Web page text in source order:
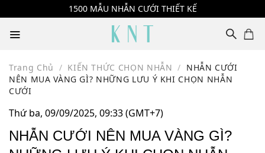
to
content
1500 MẪU NHẪN CƯỚI THIẾT KẾ
Trang Chủ / KIẾN THỨC CHỌN NHẪN / NHẪN CƯỚI
NÊN MUA VÀNG GÌ? NHỮNG LƯU Ý KHI CHỌN NHẪN
CƯỚI
Thứ ba, 09/09/2025, 09:33 (GMT+7)
NHẪN CƯỚI NÊN MUA VÀNG GÌ?